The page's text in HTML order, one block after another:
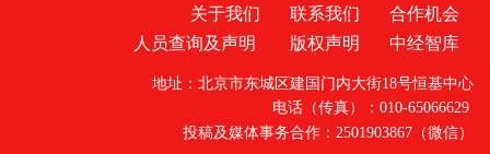
关于我们 联系我们
合作机会
人员查询及声明
版权声明 中经智库
地址：北京市东城区建国门内大街18号恒基中心
电话（传真）：010-65066629
投稿及媒体事务合作：2501903867（微信）